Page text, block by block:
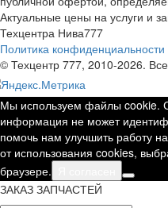
Актуальные цены на услуги и
Техцентра Нива777
Политика конфиденциальности
© Техцентр 777, 2010-2026.
Мы используем файлы cookie.
информация не может
помочь нам улучшить работу
от использования cookies,
браузере.
ЗАКАЗ ЗАПЧАСТЕЙ